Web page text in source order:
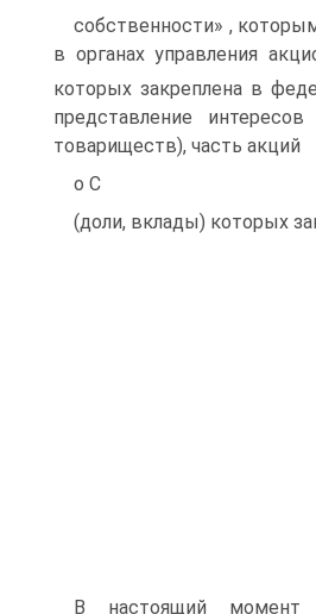
собственности» ,
в органах управления
которых закреплена в
представление
товариществ), часть акций
о C
(доли, вклады) которых
В настоящий момент